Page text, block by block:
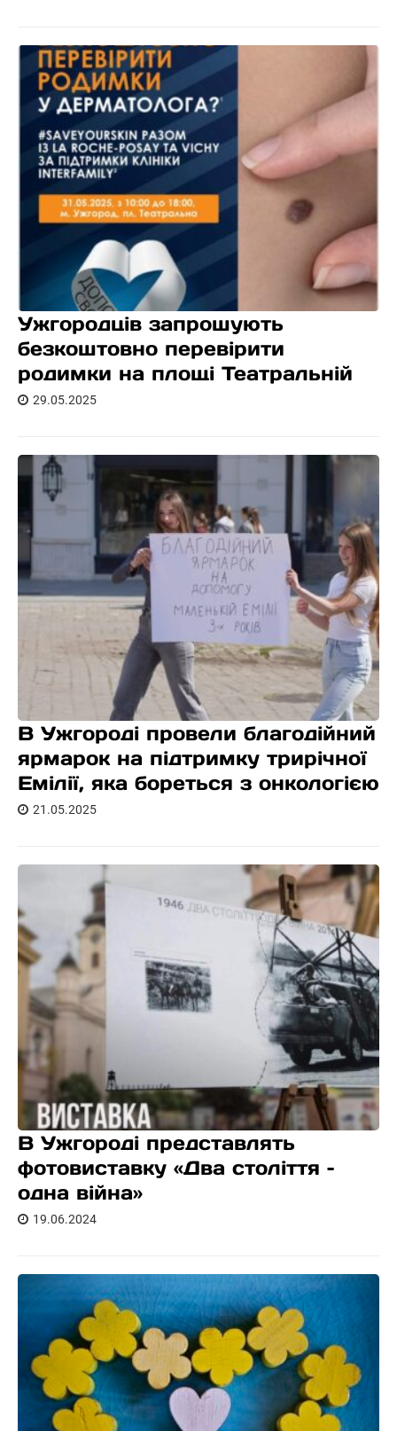
Ужгородців запрошують
безкоштовно перевірити
родимки на площі Театральній
29.05.2025
В Ужгороді провели благодійний
ярмарок на підтримку трирічної
Емілії, яка бореться з онкологією
21.05.2025
В Ужгороді представлять
фотовиставку «Два століття –
одна війна»
19.06.2024